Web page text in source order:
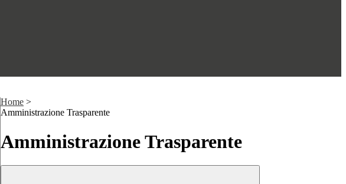
Home >
Amministrazione Trasparente
Amministrazione Trasparente